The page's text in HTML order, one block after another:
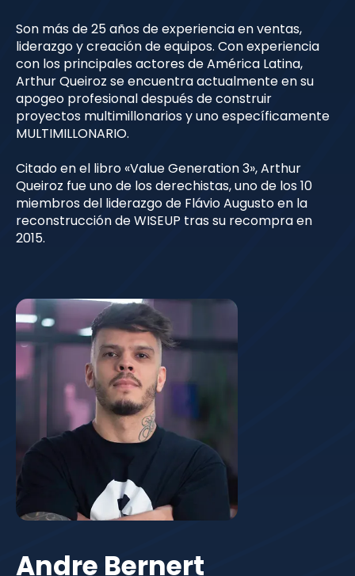
Son más de 25 años de experiencia en ventas,
liderazgo y creación de equipos. Con experiencia
con los principales actores de América Latina,
Arthur Queiroz se encuentra actualmente en su
apogeo profesional después de construir
proyectos multimillonarios y uno específicamente
MULTIMILLONARIO.
Citado en el libro «Value Generation 3», Arthur
Queiroz fue uno de los derechistas, uno de los 10
miembros del liderazgo de Flávio Augusto en la
reconstrucción de WISEUP tras su recompra en
2015.
Andre Bernert